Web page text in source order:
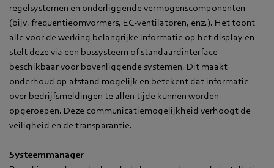
regelsystemen en onderliggende vermogenscomponenten
(bijv. frequentieomvormers, EC-ventilatoren, enz.). Het toont
alle voor de werking belangrijke informatie op het display en
stelt deze via een bussysteem of standaardinterface
beschikbaar voor bovenliggende systemen. Dit maakt
onderhoud op afstand mogelijk en betekent dat informatie
over bedrijfsmeldingen te allen tijde kunnen worden
opgeroepen. Deze communicatiemogelijkheid verhoogt de
veiligheid en de transparantie.
Systeemmanager